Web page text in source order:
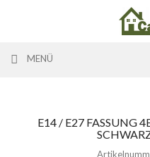
MENÜ
E14 / E27 FASSUNG